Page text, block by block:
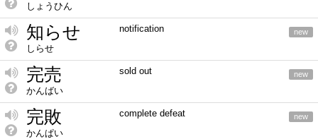
しょうひん
知らせ
しらせ
notification new
完売
かんばい
sold out new
完敗
かんぱい
complete defeat new